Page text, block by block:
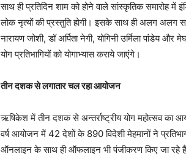
साथ ही प्रतिदिन शाम को होने वाले सांस्कृतिक समारोह
लोक नृत्यों की प्रस्तुति होगी। इसके साथ ही अलग अलग
नारायण जोशी, डॉ अर्पिता नेगी, योगिनी उर्मिला पांडेय और
योग प्रतिभागियों को योगाभ्यास कराये जाएंगे।
तीन दशक से लगातार चल रहा आयोजन
ऋषिकेश में तीन दशक से अन्तर्राष्ट्रीय योग महोत्सव का
वर्ष आयोजन में 42 देशों के 890 विदेशी मेहमानों ने
ऑनलाइन के साथ ही ऑफलाइन भी पंजीकरण किए जा